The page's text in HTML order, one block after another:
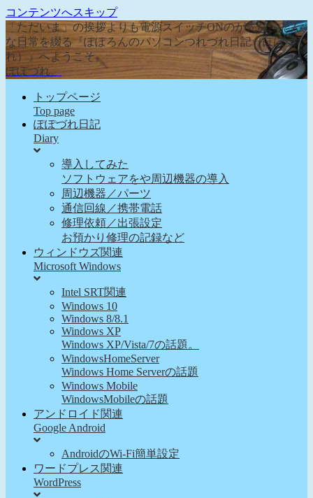
コンテンツへスキップ
「ただいま」の挨拶よりも電源スイッチONのが先な、そん
な日常を綴る『ぽぽろんのパソコンつれづれ日記（ぽぽづ
れ）』へようこそ。
ぽぽづれ。
トップページ
Top page
ぽぽづれ日記
Diary
導入してみた
ソフトウェアをや周辺機器の導入
周辺機器／パーツ
通信回線／携帯電話
修理依頼／出張設定
お預かり修理の記録など
ウィンドウズ関連
Microsoft Windows
Intel SRT関連
Windows 10
Windows 8/8.1
Windows XP
Windows XP/Vista/7の話題。
WindowsHomeServer
Windows Home Serverの話題
Windows Mobile
WindowsMobileの話題
アンドロイド関連
Google Android
AndroidのWi-Fi簡単設定
ワードプレス関連
WordPress